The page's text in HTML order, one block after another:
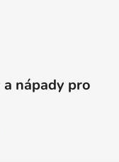
nápady pro